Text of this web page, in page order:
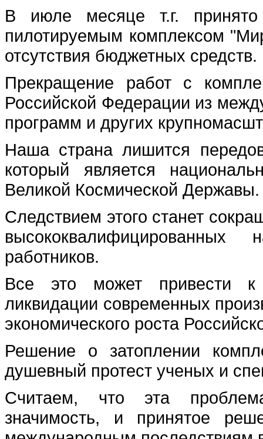
В июле месяце т.г.
пилотируемым комплексом
отсутствия бюджетных средств.
Прекращение работ с
Российской Федерации из
программ и других
Наша страна лишится
который является
Великой Космической Державы.
Следствием этого станет
высококвалифицированных
работников.
Все это может привести к
ликвидации современных
экономического роста
Решение о затоплении
душевный протест ученых и
Считаем, что эта
значимость, и принятое